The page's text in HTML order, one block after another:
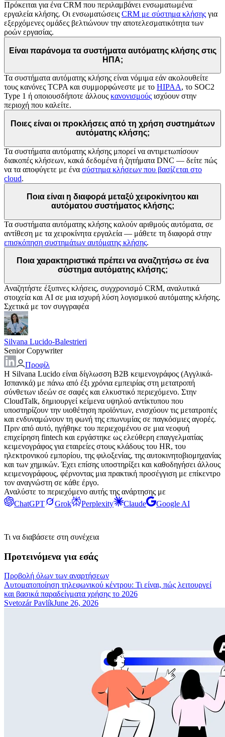
Πρόκειται για ένα CRM που περιλαμβάνει ενσωματωμένα
εργαλεία κλήσης. Οι ενσωματώσεις CRM με σύστημα κλήσης για
εξερχόμενες ομάδες βελτιώνουν την αποτελεσματικότητα των
ροών εργασίας.
Είναι παράνομα τα συστήματα αυτόματης κλήσης στις
ΗΠΑ;
Τα συστήματα αυτόματης κλήσης είναι νόμιμα εάν ακολουθείτε
τους κανόνες TCPA και συμμορφώνεστε με το HIPAA, το SOC2
Type 1 ή οποιουσδήποτε άλλους κανονισμούς ισχύουν στην
περιοχή που καλείτε.
Ποιες είναι οι προκλήσεις από τη χρήση συστημάτων
αυτόματης κλήσης;
Τα συστήματα αυτόματης κλήσης μπορεί να αντιμετωπίσουν
διακοπές κλήσεων, κακά δεδομένα ή ζητήματα DNC — δείτε πώς
να τα αποφύγετε με ένα σύστημα κλήσεων που βασίζεται στο
cloud.
Ποια είναι η διαφορά μεταξύ χειροκίνητου και
αυτόματου συστήματος κλήσης;
Τα συστήματα αυτόματης κλήσης καλούν αριθμούς αυτόματα, σε
αντίθεση με τα χειροκίνητα εργαλεία — μάθετε τη διαφορά στην
επισκόπηση συστημάτων αυτόματης κλήσης.
Ποια χαρακτηριστικά πρέπει να αναζητήσω σε ένα
σύστημα αυτόματης κλήσης;
Αναζητήστε έξυπνες κλήσεις, συγχρονισμό CRM, αναλυτικά
στοιχεία και AI σε μια ισχυρή λύση λογισμικού αυτόματης κλήσης.
Σχετικά με τον συγγραφέα
Silvana Lucido-Balestrieri
Senior Copywriter
Προφίλ
Η Silvana Lucido είναι δίγλωσση B2B κειμενογράφος (Αγγλικά-
Ισπανικά) με πάνω από έξι χρόνια εμπειρίας στη μετατροπή
σύνθετων ιδεών σε σαφές και ελκυστικό περιεχόμενο. Στην
CloudTalk, δημιουργεί κείμενα υψηλού αντίκτυπου που
υποστηρίζουν την υιοθέτηση προϊόντων, ενισχύουν τις μετατροπές
και ενδυναμώνουν τη φωνή της επωνυμίας σε παγκόσμιες αγορές.
Πριν από αυτό, ηγήθηκε του περιεχομένου σε μια νεοφυή
επιχείρηση fintech και εργάστηκε ως ελεύθερη επαγγελματίας
κειμενογράφος για εταιρείες στους κλάδους του HR, του
ηλεκτρονικού εμπορίου, της φιλοξενίας, της αυτοκινητοβιομηχανίας
και των χημικών. Έχει επίσης υποστηρίξει και καθοδηγήσει άλλους
κειμενογράφους, φέρνοντας μια πρακτική προσέγγιση με επίκεντρο
τον αναγνώστη σε κάθε έργο.
Αναλύστε το περιεχόμενο αυτής της ανάρτησης με
ChatGPT
Grok Perplexity Claude Google AI
Τι να διαβάσετε στη συνέχεια
Προτεινόμενα για εσάς
Προβολή όλων των αναρτήσεων
Αυτοματοποίηση τηλεφωνικού κέντρου: Τι είναι, πώς λειτουργεί
και βασικά παραδείγματα χρήσης το 2026
Svetozár PavlíkJune 26, 2026